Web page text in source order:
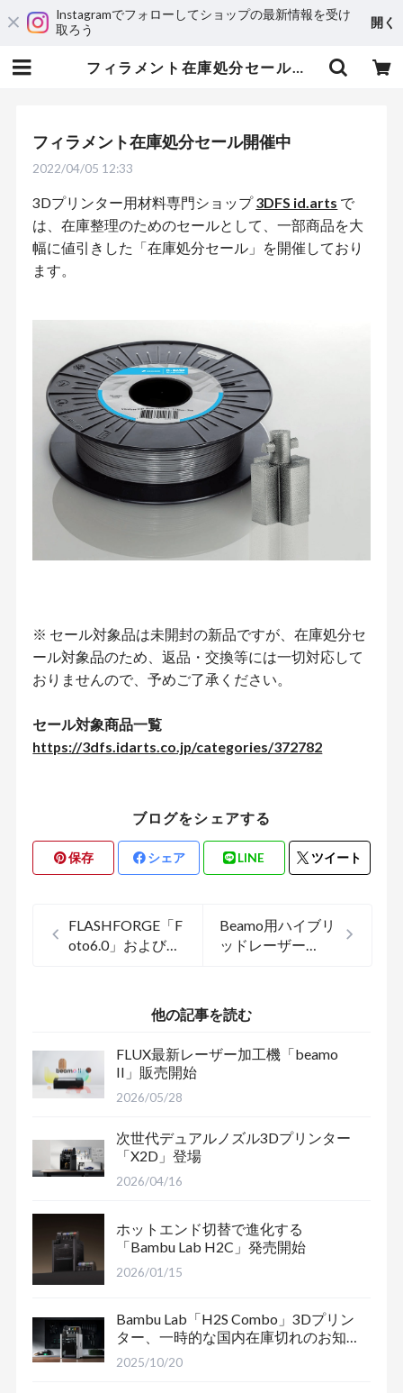
Instagramでフォローしてショップの最新情報を受け
取ろう
開く
フィラメント在庫処分セール開催中 | 3DPRINTER SHOP id.arts
フィラメント在庫処分セール開催中
2022/04/05 12:33
3Dプリンター用材料専門ショップ3DFS id.arts で
は、在庫整理のためのセールとして、一部商品を大
幅に値引きした「在庫処分セール」を開催しており
ます。
※ セール対象品は未開封の新品ですが、在庫処分セ
ール対象品のため、返品・交換等には一切対応して
おりませんので、予めご了承ください。
セール対象商品一覧
https://3dfs.idarts.co.jp/categories/372782
ブログをシェアする
保存 シェア LINE ツイート
FLASHFORGE「F
oto6.0」および
Beamo用ハイブリ
ッドレーザー
法
他の記事を読む
FLUX最新レーザー加工機「beamo
II」販売開始
2026/05/28
次世代デュアルノズル3Dプリンター
「X2D」登場
2026/04/16
ホットエンド切替で進化する
「Bambu Lab H2C」発売開始
2026/01/15
Bambu Lab「H2S Combo」3Dプリン
ター、一時的な国内在庫切れのお知
らせ
2025/10/20